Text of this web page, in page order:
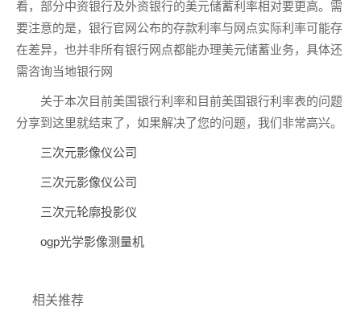
看，部分中资银行及外资银行的美元储蓄利率相对要更高。需
要注意的是，银行官网公布的存款利率与网点实际利率可能存
在差异，也并非所有银行网点都能办理美元储蓄业务，具体还
需咨询当地银行网
关于本次目前美国银行利率和目前美国银行利率表的问题
分享到这里就结束了，如果解决了您的问题，我们非常高兴。
三次元影像仪公司
三次元影像仪公司
三次元轮廓投影仪
ogp光学影像测量机
相关推荐